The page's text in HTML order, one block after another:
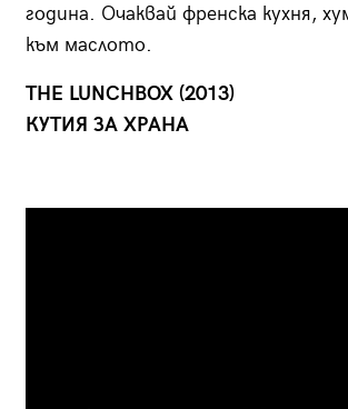
година. Очаквай френска кухня,
към маслото.
THE LUNCHBOX (2013)
КУТИЯ ЗА ХРАНА